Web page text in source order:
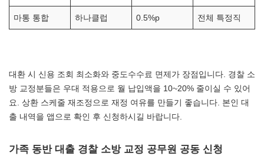
마통 통합 하나클럽 0.5%p 전체 특정직
대환 시 신용 조회 최소화와 중도수수료 면제가 장점입니다. 경찰 소
방 교정분들은 우대 적용으로 월 납입액을 10~20% 줄이실 수 있어
요. 상환 스케줄 재조정으로 재정 여유를 만들기 좋습니다. 본인 대
출 내역을 앱으로 확인 후 신청하시길 바랍니다.
가족 동반 대출 경찰 소방 교정 공무원 공동 신청